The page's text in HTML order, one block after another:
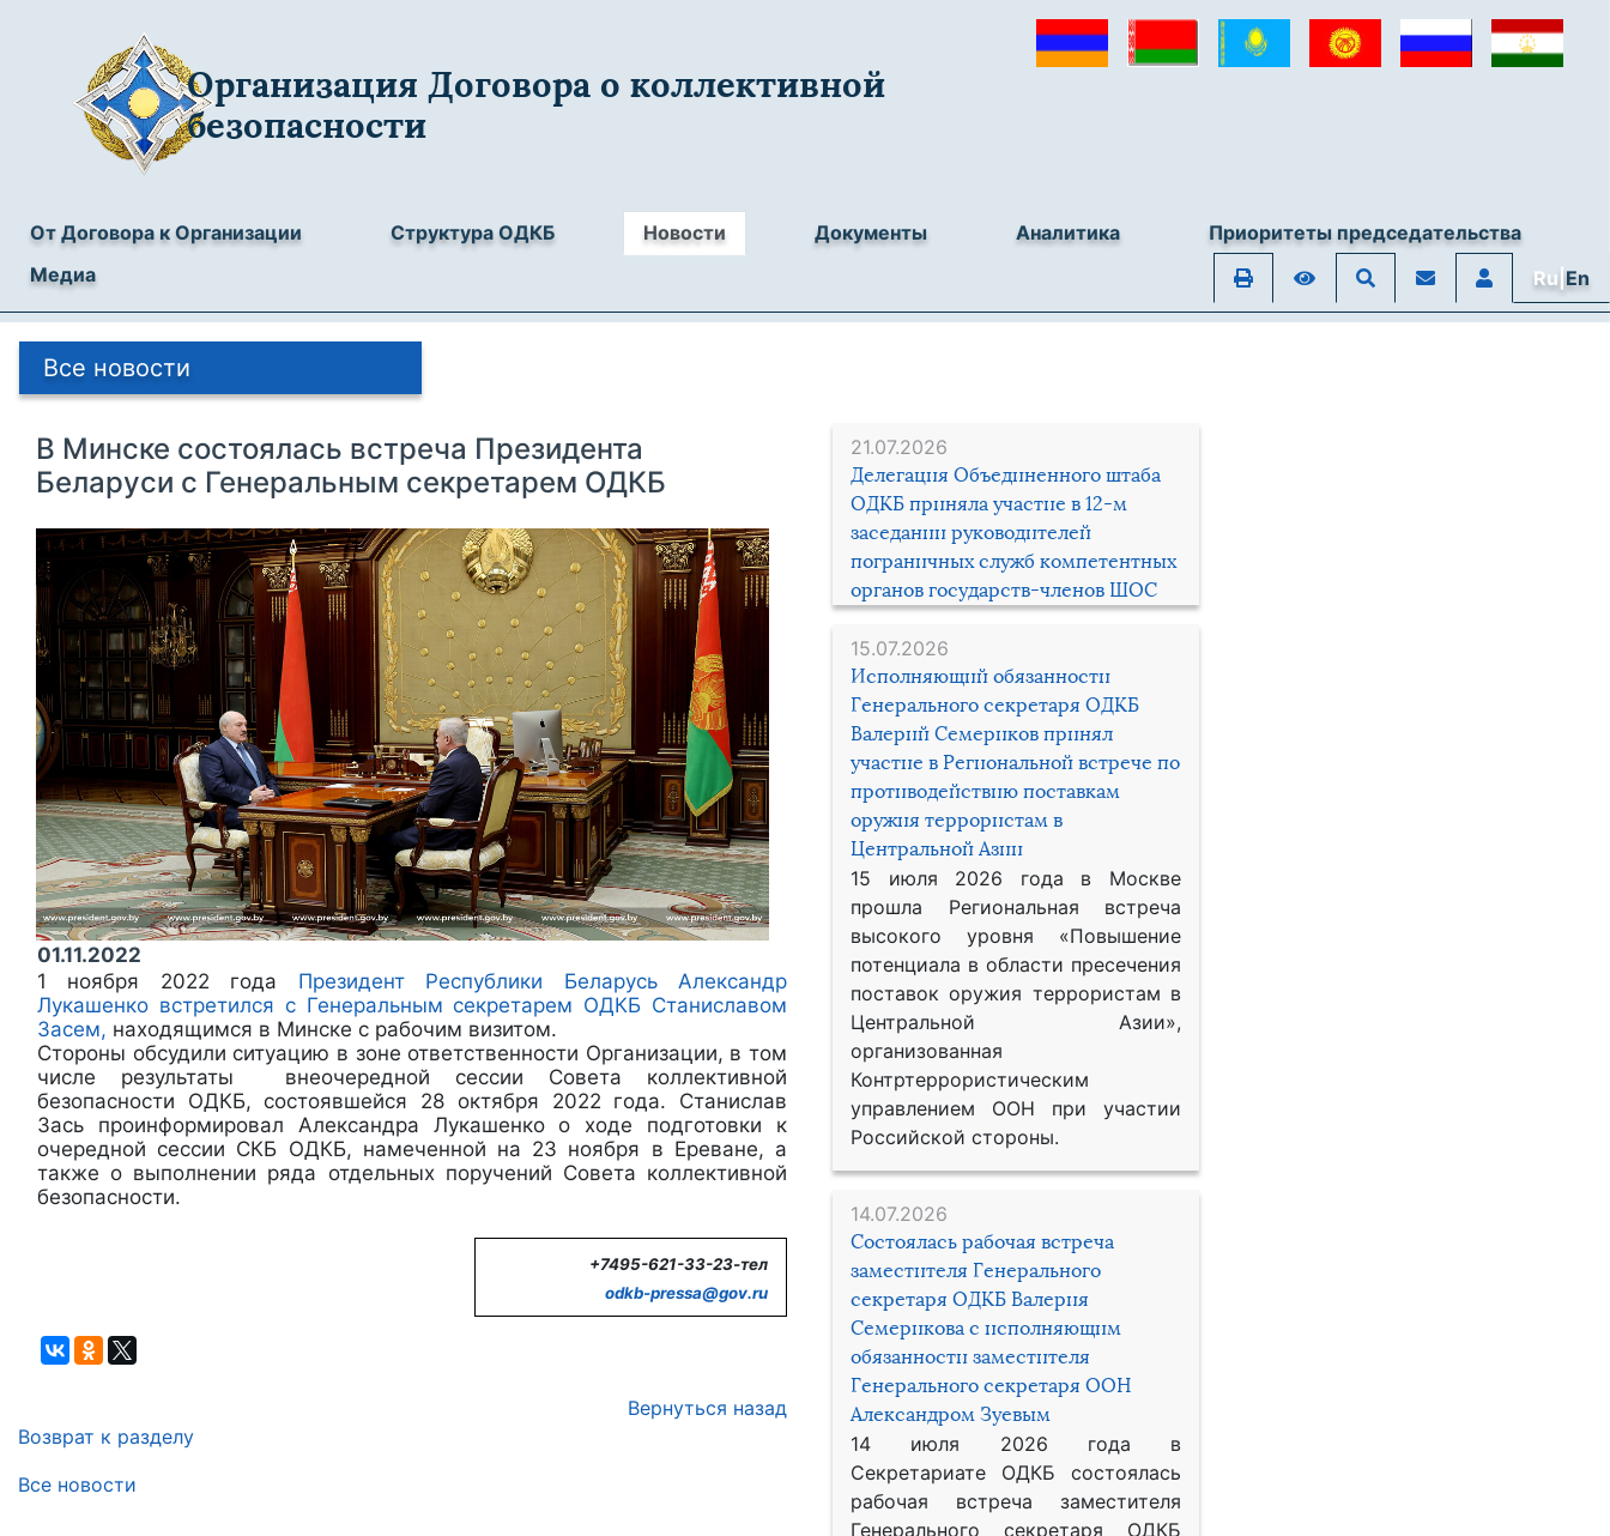
Организация Договора о коллективной
безопасности
От Договора к Организации Структура ОДКБ Новости Документы Аналитика
Приоритеты председательства
Медиа
Ru|En
Все новости
21.07.2026
Делегация Объединенного штаба
ОДКБ приняла участие в 12-м
заседании руководителей
пограничных служб компетентных
органов государств-членов ШОС
15.07.2026
Исполняющий обязанности
Генерального секретаря ОДКБ
Валерий Семериков принял
участие в Региональной встрече по
противодействию поставкам
оружия террористам в
Центральной Азии
15 июля 2026 года в Москве
прошла Региональная встреча
высокого уровня «Повышение
потенциала в области пресечения
поставок оружия террористам в
Центральной Азии»,
организованная
Контртеррористическим
управлением ООН при участии
Российской стороны.
14.07.2026
Состоялась рабочая встреча
заместителя Генерального
секретаря ОДКБ Валерия
Семерикова с исполняющим
обязанности заместителя
Генерального секретаря ООН
Александром Зуевым
14 июля 2026 года в
Секретариате ОДКБ состоялась
рабочая встреча заместителя
Генерального секретаря ОДКБ
В Минске состоялась встреча Президента
Беларуси с Генеральным секретарем ОДКБ
01.11.2022
1 ноября 2022 года Президент Республики Беларусь Александр
Лукашенко встретился с Генеральным секретарем ОДКБ Станиславом
Засем, находящимся в Минске с рабочим визитом.
Стороны обсудили ситуацию в зоне ответственности Организации, в том
числе результаты внеочередной сессии Совета коллективной
безопасности ОДКБ, состоявшейся 28 октября 2022 года. Станислав
Зась проинформировал Александра Лукашенко о ходе подготовки к
очередной сессии СКБ ОДКБ, намеченной на 23 ноября в Ереване, а
также о выполнении ряда отдельных поручений Совета коллективной
безопасности.
+7495-621-33-23-тел
odkb-pressa@gov.ru
Вернуться назад
Возврат к разделу
Все новости